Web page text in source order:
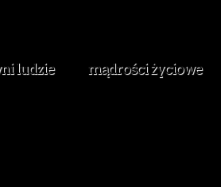
ludzie mądrości życiowe